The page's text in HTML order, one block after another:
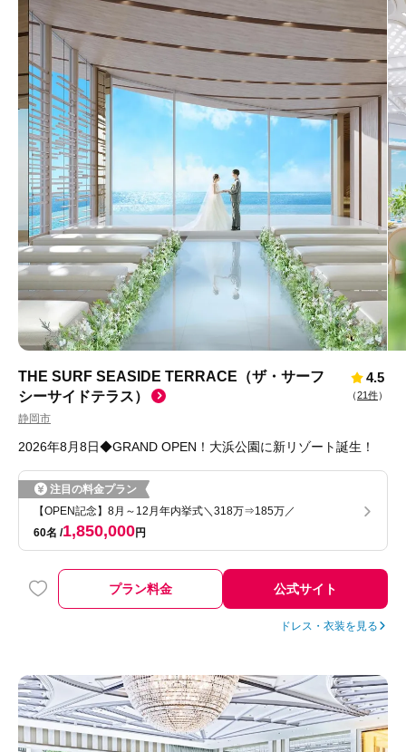
THE SURF SEASIDE TERRACE（ザ・サーフ
シーサイドテラス）
静岡市
4.5
（21件）
2026年8月8日◆GRAND OPEN！大浜公園に新リゾート誕生！
注目の料金プラン
【OPEN記念】8月～12月年内挙式＼318万⇒185万／
60名 1,850,000円
プラン料金 公式サイト
ドレス・衣装を見る